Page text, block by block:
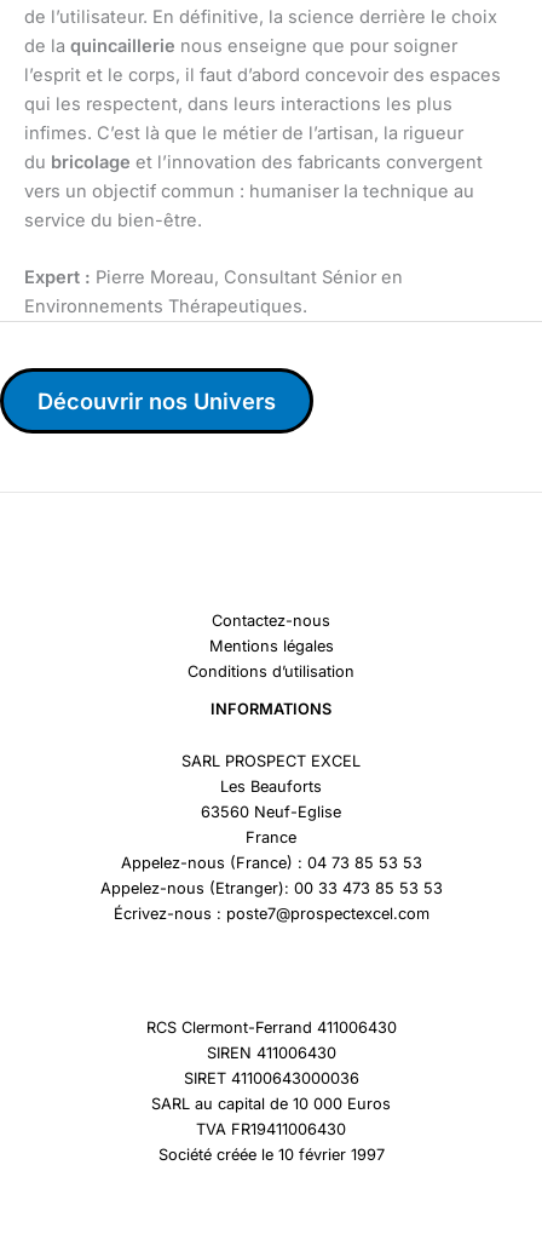
de l’utilisateur. En définitive, la science derrière le choix
de la quincaillerie nous enseigne que pour soigner
l’esprit et le corps, il faut d’abord concevoir des espaces
qui les respectent, dans leurs interactions les plus
infimes. C’est là que le métier de l’artisan, la rigueur
du bricolage et l’innovation des fabricants convergent
vers un objectif commun : humaniser la technique au
service du bien-être.
Expert : Pierre Moreau, Consultant Sénior en
Environnements Thérapeutiques.
Découvrir nos Univers
Contactez-nous
Mentions légales
Conditions d’utilisation
INFORMATIONS
SARL PROSPECT EXCEL
Les Beauforts
63560 Neuf-Eglise
France
Appelez-nous (France) : 04 73 85 53 53
Appelez-nous (Etranger): 00 33 473 85 53 53
Écrivez-nous : poste7@prospectexcel.com
RCS Clermont-Ferrand 411006430
SIREN 411006430
SIRET 41100643000036
SARL au capital de 10 000 Euros
TVA FR19411006430
Société créée le 10 février 1997